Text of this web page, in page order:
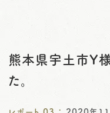
熊本県宇土市Y
た。